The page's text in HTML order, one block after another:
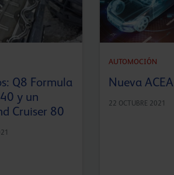
Q8 Formula
y un
Cruiser 80
AUTOMOCIÓN
Nueva
22 OCTUBRE 2021